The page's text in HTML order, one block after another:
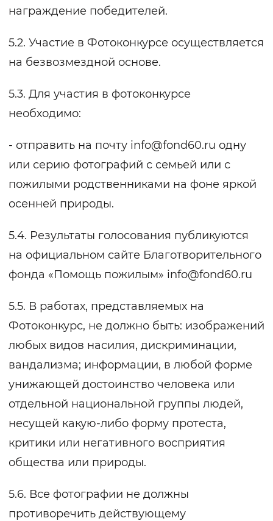
награждение победителей.
5.2. Участие в Фотоконкурсе осуществляется
на безвозмездной основе.
5.3. Для участия в фотоконкурсе
необходимо:
- отправить на почту info@fond60.ru одну
или серию фотографий с семьей или с
пожилыми родственниками на фоне яркой
осенней природы.
5.4. Результаты голосования публикуются
на официальном сайте Благотворительного
фонда «Помощь пожилым» info@fond60.ru
5.5. В работах, представляемых на
Фотоконкурс, не должно быть: изображений
любых видов насилия, дискриминации,
вандализма; информации, в любой форме
унижающей достоинство человека или
отдельной национальной группы людей,
несущей какую-либо форму протеста,
критики или негативного восприятия
общества или природы.
5.6. Все фотографии не должны
противоречить действующему